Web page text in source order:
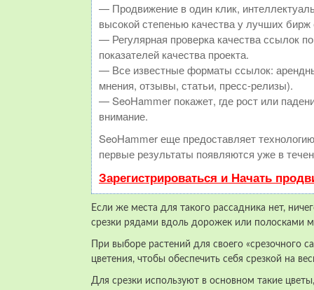
— Продвижение в один клик,
высокой степенью качества у лучших
— Регулярная проверка качества ссылок
показателей качества проекта.
— Все известные форматы ссылок:
мнения, отзывы, статьи, пресс-релизы).
— SeoHammer покажет, где рост или
внимание.
SeoHammer еще предоставляет
первые результаты появляются уже в
Зарегистрироваться и Начать
Если же места для такого рассадника нет,
срезки рядами вдоль дорожек или полосками
При выборе растений для своего «срезочного
цветения, чтобы обеспечить себя срезкой на
Для срезки используют в основном такие